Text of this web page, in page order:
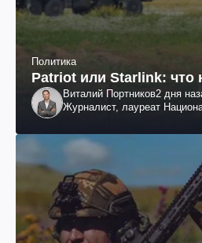
Политика
Patriot или Starlink: что
Виталий Портников2 дня
Журналист, лауреат